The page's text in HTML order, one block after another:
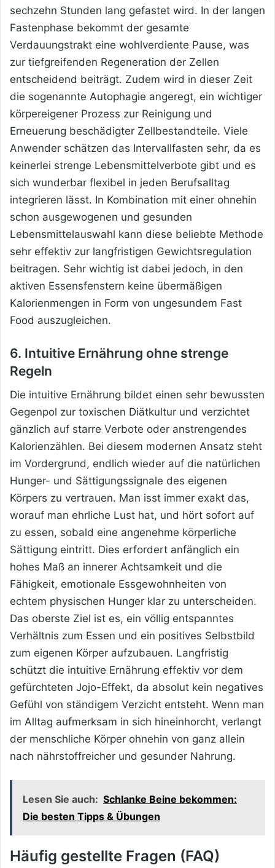
sechzehn Stunden lang gefastet wird. In der langen
Fastenphase bekommt der gesamte
Verdauungstrakt eine wohlverdiente Pause, was
zur tiefgreifenden Regeneration der Zellen
entscheidend beiträgt. Zudem wird in dieser Zeit
die sogenannte Autophagie angeregt, ein wichtiger
körpereigener Prozess zur Reinigung und
Erneuerung beschädigter Zellbestandteile. Viele
Anwender schätzen das Intervallfasten sehr, da es
keinerlei strenge Lebensmittelverbote gibt und es
sich wunderbar flexibel in jeden Berufsalltag
integrieren lässt. In Kombination mit einer ohnehin
schon ausgewogenen und gesunden
Lebensmittelauswahl kann diese beliebte Methode
sehr effektiv zur langfristigen Gewichtsregulation
beitragen. Sehr wichtig ist dabei jedoch, in den
aktiven Essensfenstern keine übermäßigen
Kalorienmengen in Form von ungesundem Fast
Food auszugleichen.
6. Intuitive Ernährung ohne strenge
Regeln
Die intuitive Ernährung bildet einen sehr bewussten
Gegenpol zur toxischen Diätkultur und verzichtet
gänzlich auf starre Verbote oder anstrengendes
Kalorienzählen. Bei diesem modernen Ansatz steht
im Vordergrund, endlich wieder auf die natürlichen
Hunger- und Sättigungssignale des eigenen
Körpers zu vertrauen. Man isst immer exakt das,
worauf man ehrliche Lust hat, und hört sofort auf
zu essen, sobald eine angenehme körperliche
Sättigung eintritt. Dies erfordert anfänglich ein
hohes Maß an innerer Achtsamkeit und die
Fähigkeit, emotionale Essgewohnheiten von
echtem physischen Hunger klar zu unterscheiden.
Das oberste Ziel ist es, ein völlig entspanntes
Verhältnis zum Essen und ein positives Selbstbild
zum eigenen Körper aufzubauen. Langfristig
schützt die intuitive Ernährung effektiv vor dem
gefürchteten Jojo-Effekt, da absolut kein negatives
Gefühl von ständigem Verzicht entsteht. Wenn man
im Alltag aufmerksam in sich hineinhorcht, verlangt
der menschliche Körper ohnehin von ganz allein
nach nährstoffreicher und gesunder Nahrung.
Lesen Sie auch: Schlanke Beine bekommen:
Die besten Tipps & Übungen
Häufig gestellte Fragen (FAQ)